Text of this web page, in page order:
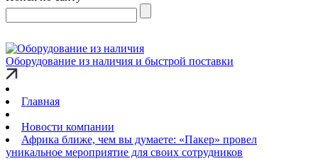
Оборудование из наличия и быстрой поставки
Главная
Новости компании
Африка ближе, чем вы думаете: «Пакер» провел
уникальное мероприятие для своих сотрудников